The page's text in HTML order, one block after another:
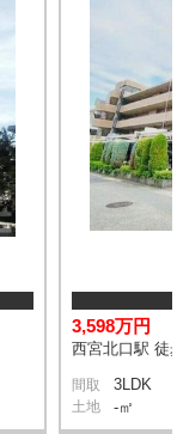
3,598万円
西宮北口駅 徒
間取 3LDK
土地 -㎡